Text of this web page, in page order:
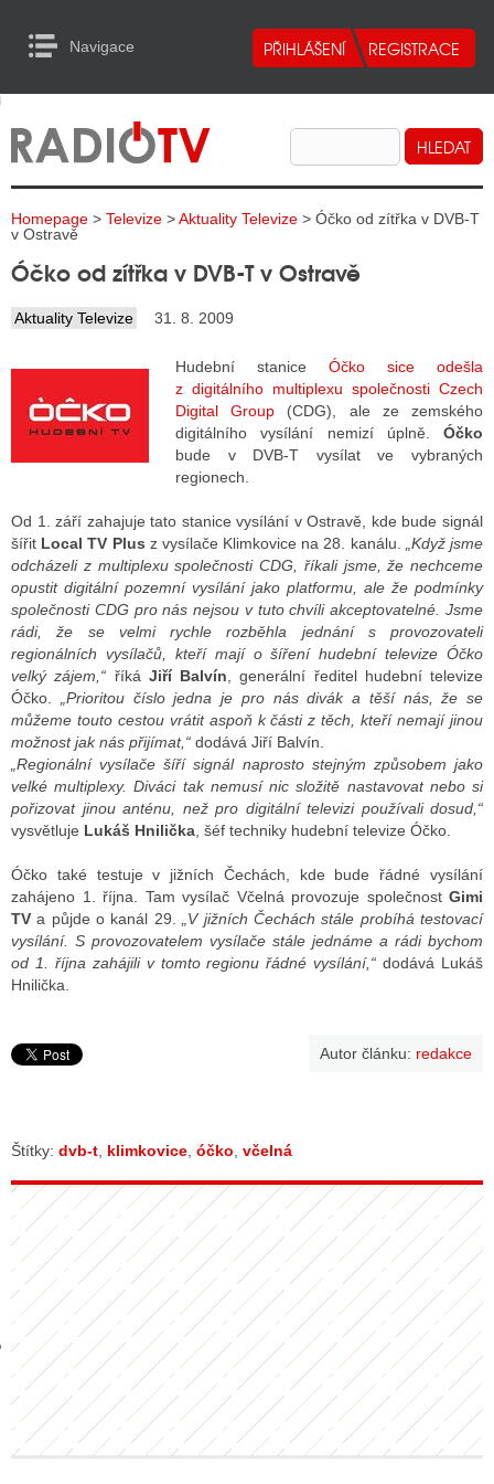
Navigace
RADIA
TELEVIZE
INTERNET
TISK
RÁDIÍ
TELEVIZE
TELEVIZÍ
VYSÍLAČE
INTERNET
RÁDIA
STRÁNKY RÁDIÍ
STRÁNKY TV
TISK
BLOGERA
DISKUTÉRA NA RADIOTV
STARŠÍCH DISKUZÍ
to Content
Homepage > Televize >Aktuality Televize > Óčko od zítřka v DVB-T
v Ostravě
Óčko od zítřka v DVB-T v Ostravě
Aktuality Televize 31. 8. 2009
Hudební stanice Óčko sice odešla
z digitálního multiplexu společnosti Czech
Digital Group (CDG), ale ze zemského
digitálního vysílání nemizí úplně. Óčko
bude v DVB-T vysílat ve vybraných
regionech.
Od 1. září zahajuje tato stanice vysílání v Ostravě, kde bude signál
šířit Local TV Plus z vysílače Klimkovice na 28. kanálu.
„Když jsme
odcházeli z multiplexu společnosti CDG, říkali jsme, že nechceme
opustit digitální pozemní vysílání jako platformu, ale že podmínky
společnosti CDG pro nás nejsou v tuto chvíli akceptovatelné. Jsme
rádi, že se velmi rychle rozběhla jednání s provozovateli
regionálních vysílačů, kteří mají o šíření hudební televize Óčko
velký zájem,“ říká Jiří Balvín , generální ředitel hudební televize
Óčko.
„Prioritou číslo jedna je pro nás divák a těší nás, že se
můžeme touto cestou vrátit aspoň k části z těch, kteří nemají jinou
možnost jak nás přijímat,“ dodává Jiří Balvín.
„Regionální vysílače šíří signál naprosto stejným způsobem jako
velké multiplexy. Diváci tak nemusí nic složitě nastavovat nebo si
pořizovat jinou anténu, než pro digitální televizi používali dosud,“
vysvětluje Lukáš Hnilička , šéf techniky hudební televize Óčko.
Óčko také testuje v jižních Čechách, kde bude řádné vysílání
zahájeno 1. října. Tam vysílač Včelná provozuje společnost Gimi
TV a půjde o kanál 29.
„V jižních Čechách stále probíhá testovací
vysílání. S provozovatelem vysílače stále jednáme a rádi bychom
od 1. října zahájili v tomto regionu řádné vysílání,“ dodává Lukáš
Hnilička.
Autor článku: redakce
Štítky: dvb-t klimkovice óčko včelná